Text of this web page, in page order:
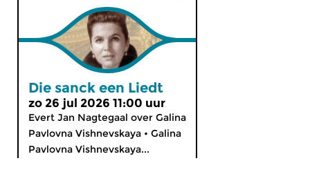
Die sanck een Liedt
zo 26 jul 2026 11:00 uur
Evert Jan Nagtegaal over Galina
Pavlovna Vishnevskaya • Galina
Pavlovna Vishnevskaya...